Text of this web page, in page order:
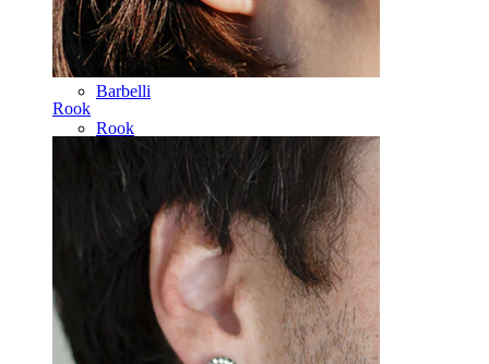
Rook
Nenä
Tragus
Barbelli
Rook
Daith
Hevosenkenkä
Rengas
Bananabelli
Korvalehti